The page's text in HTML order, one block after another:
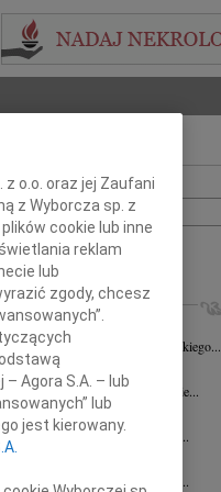
lub numer ogłoszenia:
+ szukanie zaawansowane
Opole
Juszczak-Puppel wyrazy głębokiego...
Opole
jest niespodziewana, nigdy nie...
Pogorzelski
żalem przyjęliśmy wiadomość o...
żalem przyjęliśmy wiadomość o...
o.o. oraz jej Zaufani
z Wyborcza sp. z
cookie lub inne
reklam
lub
zgody, chcesz
Agora S.A. – lub
lub
jest kierowany.